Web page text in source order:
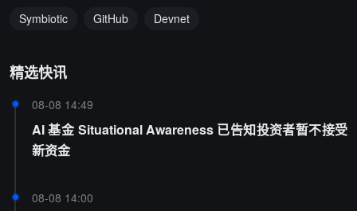
Symbiotic GitHub Devnet
精选快讯
08-08 14:49
AI 基金 Situational Awareness 已告知投资者暂不接受
新资金
08-08 14:00